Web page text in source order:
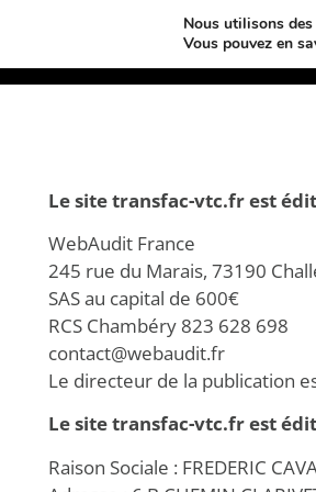
Le site transfac-vtc.fr est
WebAudit France
245 rue du Marais, 73190
SAS au capital de 600€
RCS Chambéry 823 628 698
contact@webaudit.fr
Le directeur de la publication
Le sitetransfac-vtc.frest
Raison Sociale : FREDERIC
Nous utilisons
Vous pouvez en